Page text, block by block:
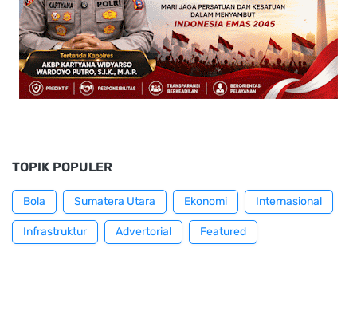
TOPIK POPULER
Bola Sumatera Utara Ekonomi Internasional
Infrastruktur Advertorial Featured